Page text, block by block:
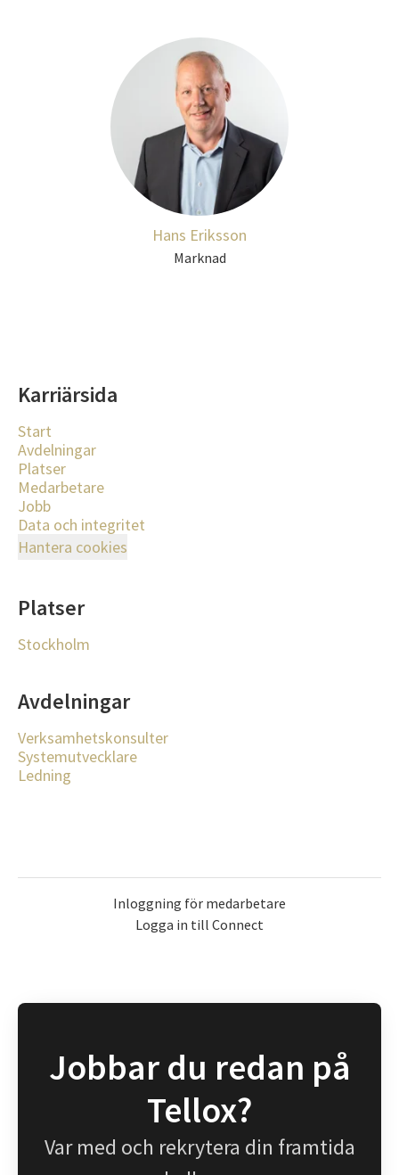
Hans Eriksson
Marknad
Karriärsida
Start
Avdelningar
Platser
Medarbetare
Jobb
Data och integritet
Hantera cookies
Platser
Stockholm
Avdelningar
Verksamhetskonsulter
Systemutvecklare
Ledning
Inloggning för medarbetare
Logga in till Connect
Jobbar du redan på
Tellox?
Var med och rekrytera din framtida